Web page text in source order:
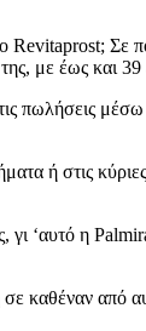
Revitaprost; Σε
της, με έως και
πωλήσεις
ή στις
γι ‘αυτό η
καθέναν από